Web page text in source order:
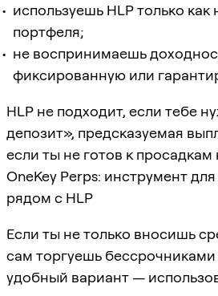
используешь HLP только
портфеля;
не воспринимаешь
фиксированную или
HLP не подходит, если тебе
депозит», предсказуемая
если ты не готов к просадкам
OneKey Perps: инструмент
рядом с HLP
Если ты не только вносишь
сам торгуешь
удобный вариант —